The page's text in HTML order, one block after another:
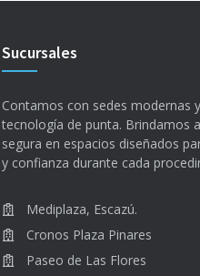
Sucursales
Contamos con sedes modernas
tecnología de punta. Brindamos
segura en espacios diseñados
y confianza durante cada
Mediplaza, Escazú.
Cronos Plaza Pinares
Paseo de Las Flores